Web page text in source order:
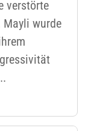
verstörte
Mayli wurde